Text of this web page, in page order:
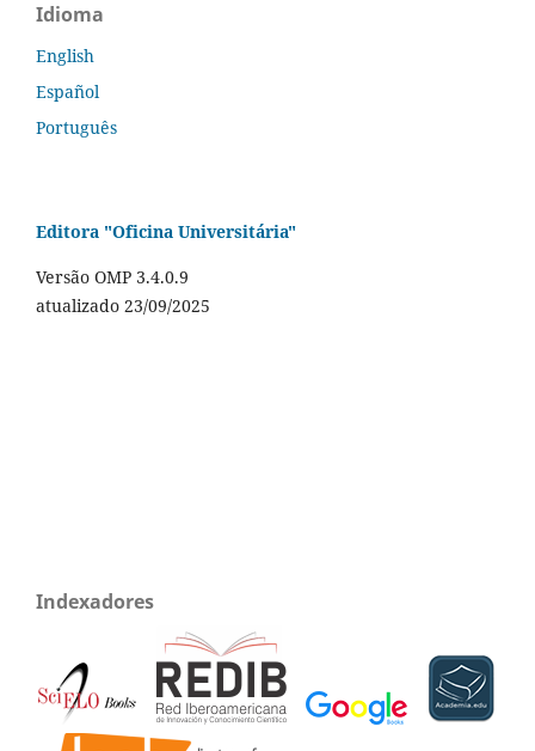
Idioma
English
Español
Português
Editora "Oficina Universitária"
Versão OMP 3.4.0.9
atualizado 23/09/2025
Indexadores